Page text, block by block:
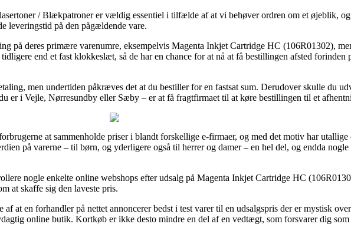
/ Blækpatroner er vældig essentiel i tilfælde af at vi behøver ordren om et øjeblik, og
leveringstid på den pågældende vare.
på deres primære varenumre, eksempelvis Magenta Inkjet Cartridge HC (106R01302),
end et fast klokkeslæt, så de har en chance for at nå at få bestillingen afsted forinden
men undertiden påkræves det at du bestiller for en fastsat sum. Derudover skulle du
er i Vejle, Nørresundby eller Sæby – er at få fragtfirmaet til at køre bestillingen til et
at sammenholde priser i blandt forskellige e-firmaer, og med det motiv har utallige
på varerne – til børn, og yderligere også til herrer og damer – en hel del, og endda nogle
nogle enkelte online webshops efter udsalg på Magenta Inkjet Cartridge HC
at skaffe sig den laveste pris.
at en forhandler på nettet annoncerer bedst i test varer til en udsalgspris der er mystisk
online butik. Kortkøb er ikke desto mindre en del af en vedtægt, som forsvarer dig